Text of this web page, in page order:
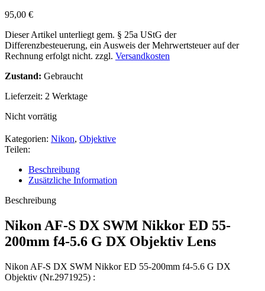
95,00 €
Dieser Artikel unterliegt gem. § 25a UStG der
Differenzbesteuerung, ein Ausweis der Mehrwertsteuer auf der
Rechnung erfolgt nicht. zzgl. Versandkosten
Zustand: Gebraucht
Lieferzeit: 2 Werktage
Nicht vorrätig
Kategorien: Nikon, Objektive
Teilen:
Beschreibung
Zusätzliche Information
Beschreibung
Nikon AF-S DX SWM Nikkor ED 55-
200mm f4-5.6 G DX Objektiv Lens
Nikon AF-S DX SWM Nikkor ED 55-200mm f4-5.6 G DX
Objektiv (Nr.2971925) :